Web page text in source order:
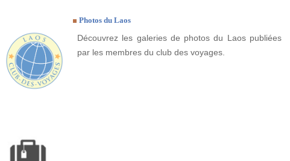
Photos du Laos
Découvrez les galeries de photos du Laos publiées
par les membres du club des voyages.